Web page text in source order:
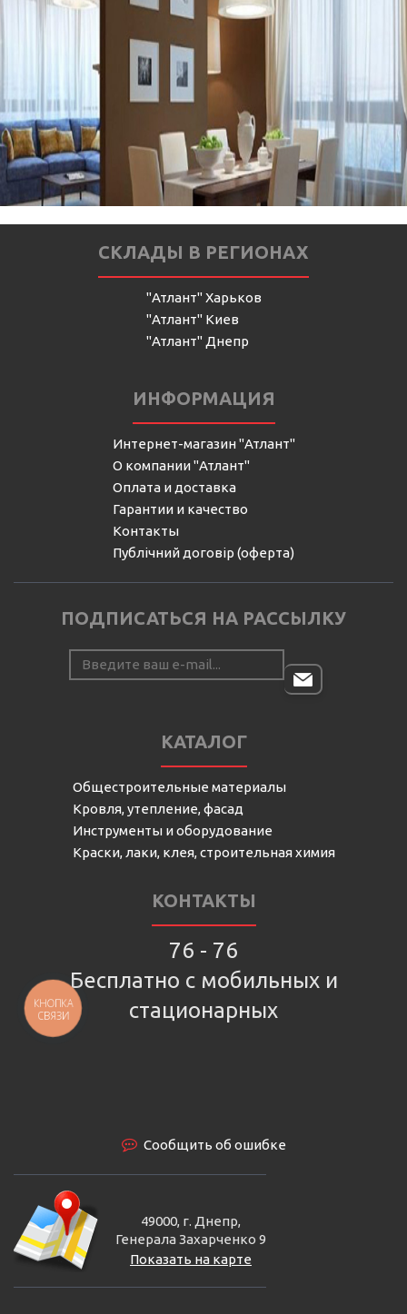
СКЛАДЫ В РЕГИОНАХ
"Атлант" Харьков
"Атлант" Киев
"Атлант" Днепр
ИНФОРМАЦИЯ
Интернет-магазин "Атлант"
О компании "Атлант"
Оплата и доставка
Гарантии и качество
Контакты
Публічний договір (оферта)
ПОДПИСАТЬСЯ НА РАССЫЛКУ
КАТАЛОГ
Общестроительные материалы
Кровля, утепление, фасад
Инструменты и оборудование
Краски, лаки, клея, строительная химия
КОНТАКТЫ
76 - 76
Бесплатно с мобильных и
стационарных
Сообщить об ошибке
49000, г. Днепр,
Генерала Захарченко 9
Показать на карте
КНОПКА
СВЯЗИ